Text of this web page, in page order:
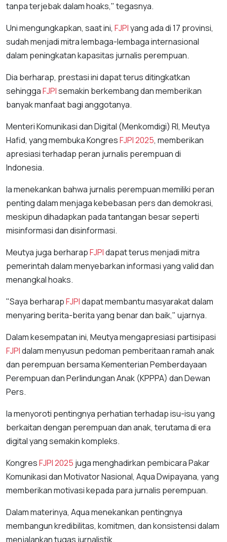
tanpa terjebak dalam hoaks," tegasnya.
Uni mengungkapkan, saat ini, FJPIyang ada di 17 provinsi,
sudah menjadi mitra lembaga-lembaga internasional
dalam peningkatan kapasitas jurnalis perempuan.
Dia berharap, prestasi ini dapat terus ditingkatkan
sehinggaFJPIsemakin berkembang dan memberikan
banyak manfaat bagi anggotanya.
Menteri Komunikasi dan Digital (Menkomdigi) RI, Meutya
Hafid, yang membuka KongresFJPI2025, memberikan
apresiasi terhadap peran jurnalis perempuan di
Indonesia.
Ia menekankan bahwa jurnalis perempuan memiliki peran
penting dalam menjaga kebebasan pers dan demokrasi,
meskipun dihadapkan pada tantangan besar seperti
misinformasi dan disinformasi.
Meutya juga berharapFJPIdapat terus menjadi mitra
pemerintah dalam menyebarkan informasi yang valid dan
menangkal hoaks.
"Saya berharapFJPIdapat membantu masyarakat dalam
menyaring berita-berita yang benar dan baik," ujarnya.
Dalam kesempatan ini, Meutya mengapresiasi partisipasi
FJPIdalam menyusun pedoman pemberitaan ramah anak
dan perempuan bersama Kementerian Pemberdayaan
Perempuan dan Perlindungan Anak (KPPPA) dan Dewan
Pers.
Ia menyoroti pentingnya perhatian terhadap isu-isu yang
berkaitan dengan perempuan dan anak, terutama di era
digital yang semakin kompleks.
KongresFJPI2025 juga menghadirkan pembicara Pakar
Komunikasi dan Motivator Nasional, Aqua Dwipayana, yang
memberikan motivasi kepada para jurnalis perempuan.
Dalam materinya, Aqua menekankan pentingnya
membangun kredibilitas, komitmen, dan konsistensi dalam
menjalankan tugas jurnalistik.